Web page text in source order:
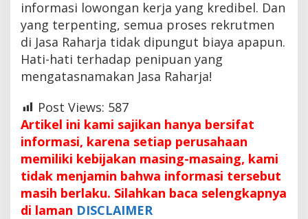
informasi lowongan kerja yang kredibel. Dan
yang terpenting, semua proses rekrutmen
di Jasa Raharja tidak dipungut biaya apapun.
Hati-hati terhadap penipuan yang
mengatasnamakan Jasa Raharja!
Post Views: 587
Artikel ini kami sajikan hanya bersifat
informasi, karena setiap perusahaan
memiliki kebijakan masing-masaing, kami
tidak menjamin bahwa informasi tersebut
masih berlaku. Silahkan baca selengkapnya
di laman DISCLAIMER